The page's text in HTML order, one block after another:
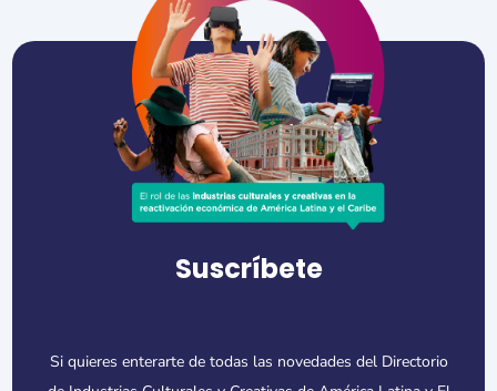
Suscríbete
Si quieres enterarte de todas las novedades del Directorio